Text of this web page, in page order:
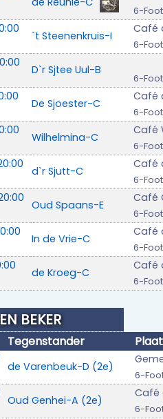
6-Foot
`t Steenenkruis-I
Café
6-Foot
D`r Sjtee Uul-B
6-Foot
De Sjoester-C
Café
6-Foot
Wilhelmina-C
Café
6-Foot
d`r Sjutt-C
Café
6-Foot
Oud Spaans-E
Café
6-Foot
In de Vrie-C
Café
6-Foot
de Kroeg-C
Café
6-Foot
BEKER
Tegenstander
de Varenbeuk-D (2e)
6-
Oud Genhei-A (2e)
Café
6-